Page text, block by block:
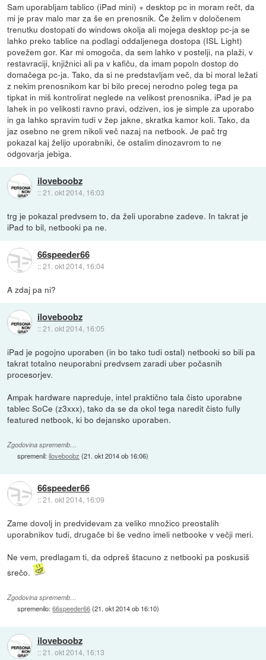
Sam uporabljam tablico (iPad mini) + desktop pc in moram rečt, da
mi je prav malo mar za še en prenosnik. Če želim v določenem
trenutku dostopati do windows okolja ali mojega desktop pc-ja se
lahko preko tablice na podlagi oddaljenega dostopa (ISL Light)
povežem gor. Kar mi omogoča, da sem lahko v postelji, na plaži, v
restavraciji, knjižnici ali pa v kafiču, da imam popoln dostop do
domačega pc-ja. Tako, da si ne predstavljam več, da bi moral ležati
z nekim prenosnikom kar bi bilo precej nerodno poleg tega pa
tipkat in miš kontrolirat neglede na velikost prenosnika. iPad je pa
lahek in po velikosti ravno pravi, odziven, ios je simple za uporabo
in ga lahko spravim tudi v žep jakne, skratka kamor koli. Tako, da
jaz osebno ne grem nikoli več nazaj na netbook. Je pač trg
pokazal kaj želijo uporabniki, če ostalim dinozavrom to ne
odgovarja jebiga.
iloveboobz
::21. okt 2014, 16:03
trg je pokazal predvsem to, da želi uporabne zadeve. In takrat je
iPad to bil, netbooki pa ne.
66speeder66
::21. okt 2014, 16:04
A zdaj pa ni?
iloveboobz
::21. okt 2014, 16:05
iPad je pogojno uporaben (in bo tako tudi ostal) netbooki so bili pa
takrat totalno neuporabni predvsem zaradi uber počasnih
procesorjev.
Ampak hardware napreduje, intel praktično tala čisto uporabne
tablec SoCe (z3xxx), tako da se da okol tega naredit čisto fully
featured netbook, ki bo dejansko uporaben.
Zgodovina sprememb…
spremenil:iloveboobz (21. okt 2014 ob 16:06)
66speeder66
::21. okt 2014, 16:09
Zame dovolj in predvidevam za veliko množico preostalih
uporabnikov tudi, drugače bi še vedno imeli netbooke v večji meri.
Ne vem, predlagam ti, da odpreš štacuno z netbooki pa poskusiš
srečo.
Zgodovina sprememb…
spremenilo:66speeder66(21. okt 2014 ob 16:10)
iloveboobz
::21. okt 2014, 16:13